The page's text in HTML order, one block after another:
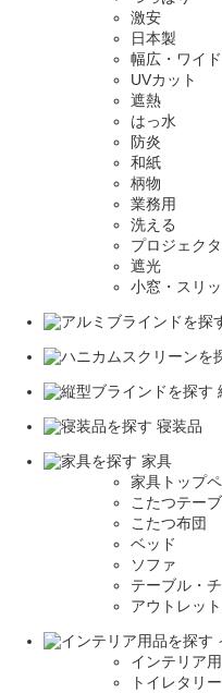
激安
日本製
幅広・ワイド
UVカット
遮熱
はっ水
防炎
和紙
柄物
業務用
洗える
プロジェク
遮光
小窓・スリッ
寝装品
家具
家具トップ
こたつテー
こたつ布団
ベッド
ソファ
テーブル・
アウトレット
インテリア
トイレタリー